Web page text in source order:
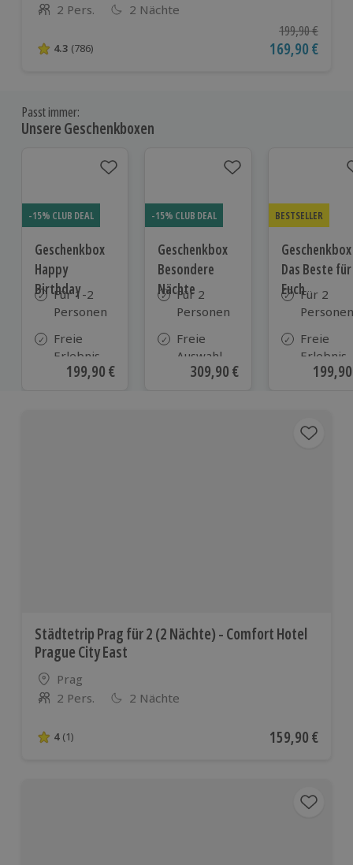
Anzahl der Teilnehmer
2 Pers. 2 Nächte
4.3 von 5 Sternen basierend auf 786 Bewertungen
4.3 (786)
Ursprünglicher
199,90 €
Aktueller Preis
169,90 €
Passt immer:
Unsere Geschenkboxen
-15% CLUB DEAL
Geschenkbox
Happy
Birthday
Für 1-2
Personen
Freie
Erlebnis-
Auswahl
Aktueller Preis
199,90 €
-15% CLUB DEAL
Geschenkbox
Besondere
Nächte
Für 2
Personen
Freie
Auswahl
aus ca. 290
Aktueller Preis
309,90 €
BESTSELLER
Geschenkbox
Das Beste für
EuchFür 2
Personen
Freie
Erlebnis-
Auswahl
Städtetrip Prag für 2 (2 Nächte) - Comfort Hotel
Prague City East
Standort
Prag
Anzahl der Teilnehmer
2 Pers. 2 Nächte
4 von 5 Sternen basierend auf 1 Bewertungen
4 (1) Aktueller Preis
159,90 €